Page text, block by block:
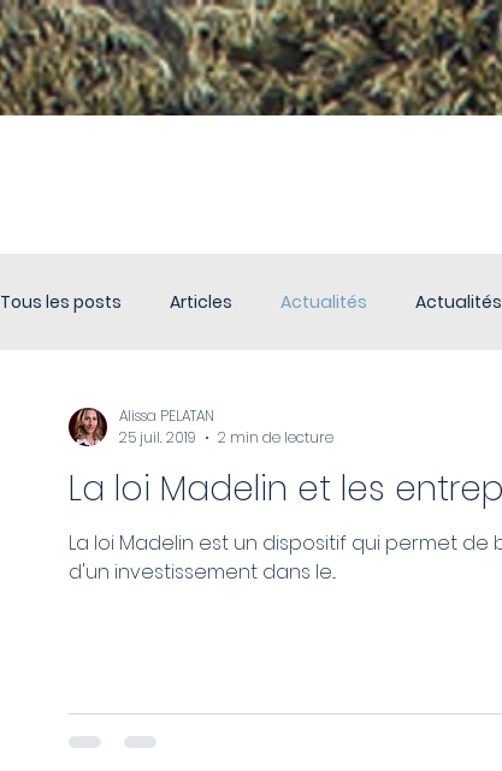
Tous les posts Articles Actualités Actualités
La loi Madelin et les
La loi Madelin est un dispositif qui permet
d'un investissement dans le...
Alissa PELATAN
25 juil. 2019
2 min de lecture